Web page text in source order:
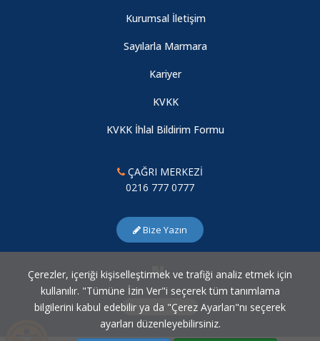
Kurumsal İletişim
Sayılarla Marmara
Kariyer
KVKK
KVKK İhlal Bildirim Formu
ÇAĞRI MERKEZİ
0216 777 0777
Bize Yazın
Çerez Ayarları
Çerezler, içeriği kişiselleştirmek ve trafiği analiz etmek için
kullanılır. "Tümüne İzin Ver"i seçerek tüm tanımlama
bilgilerini kabul edebilir ya da "Çerez Ayarları"nı seçerek
ayarları düzenleyebilirsiniz.